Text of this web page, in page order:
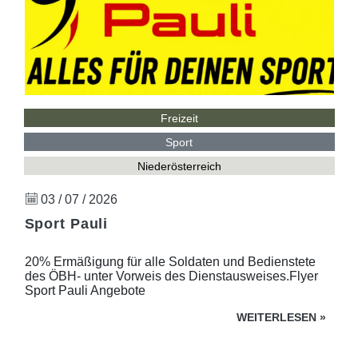
Freizeit
Sport
Niederösterreich
03 / 07 / 2026
Sport Pauli
20% Ermäßigung für alle Soldaten und Bedienstete
des ÖBH- unter Vorweis des Dienstausweises.Flyer
Sport Pauli Angebote
WEITERLESEN »